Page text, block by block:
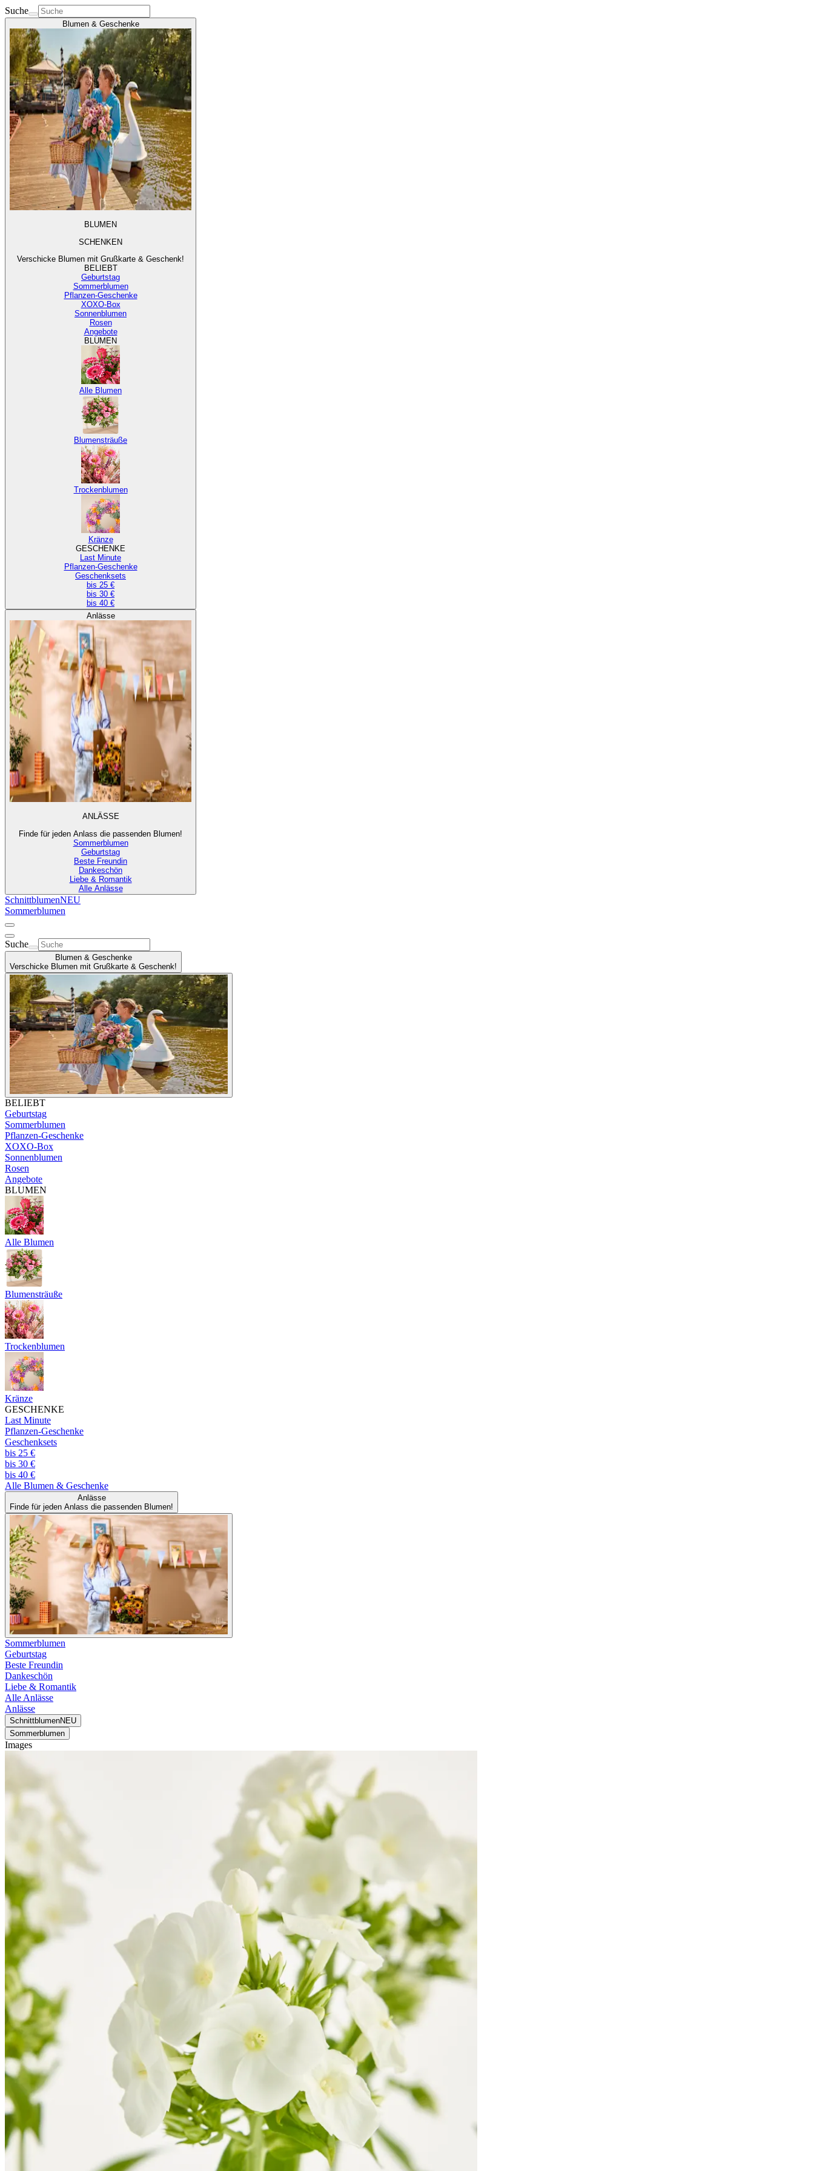
Suche
Blumen & Geschenke
BLUMEN
SCHENKEN
Verschicke Blumen mit Grußkarte & Geschenk!
BELIEBT
Geburtstag
Sommerblumen
Pflanzen-Geschenke
XOXO-Box
Sonnenblumen
Rosen
Angebote
BLUMEN
Alle Blumen
Blumensträuße
Trockenblumen
Kränze
GESCHENKE
Last Minute
Pflanzen-Geschenke
Geschenksets
bis 25 €
bis 30 €
bis 40 €
Anlässe
ANLÄSSE
Finde für jeden Anlass die passenden Blumen!
Sommerblumen
Geburtstag
Beste Freundin
Dankeschön
Liebe & Romantik
Alle Anlässe
SchnittblumenNEU
Sommerblumen
Suche
Blumen & Geschenke
Verschicke Blumen mit Grußkarte & Geschenk!
BELIEBT
Geburtstag
Sommerblumen
Pflanzen-Geschenke
XOXO-Box
Sonnenblumen
Rosen
Angebote
BLUMEN
Alle Blumen
Blumensträuße
Trockenblumen
Kränze
GESCHENKE
Last Minute
Pflanzen-Geschenke
Geschenksets
bis 25 €
bis 30 €
bis 40 €
Alle Blumen & Geschenke
Anlässe
Finde für jeden Anlass die passenden Blumen!
Sommerblumen
Geburtstag
Beste Freundin
Dankeschön
Liebe & Romantik
Alle Anlässe
Anlässe
SchnittblumenNEU
Sommerblumen
Images